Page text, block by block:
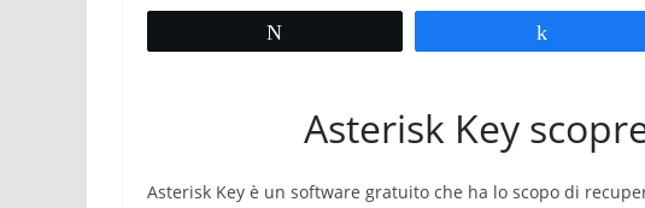
Asterisk Key
Asterisk Key è un software gratuito che ha lo scopo di